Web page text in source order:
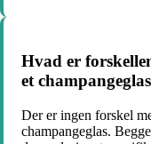
Hvad er
et
Der er ingen forskel
champangeglas.